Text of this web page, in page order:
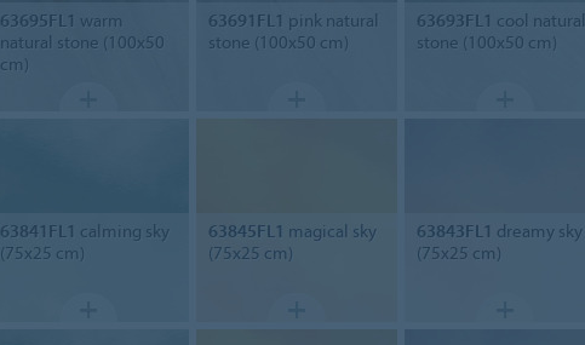
63695FL1 warm
natural stone (100x50
cm)
63691FL1 pink natural
stone (100x50 cm)
63693FL1 cool natural
stone (100x50 cm)
63841FL1 calming sky
(75x25 cm)
63845FL1 magical sky
(75x25 cm)
63843FL1 dreamy sky
(75x25 cm)